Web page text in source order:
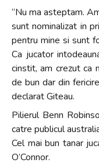
“Nu ma asteptam.
sunt nominalizat in
pentru mine si sunt
Ca jucator
cinstit, am crezut ca
de bun dar din
declarat Giteau.
Pilierul Benn
catre publicul
Cel mai bun tanar
O’Connor.